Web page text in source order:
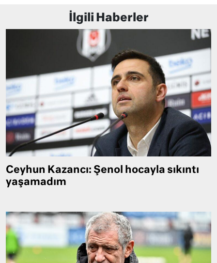
İlgili Haberler
Ceyhun Kazancı: Şenol hocayla sıkıntı
yaşamadım